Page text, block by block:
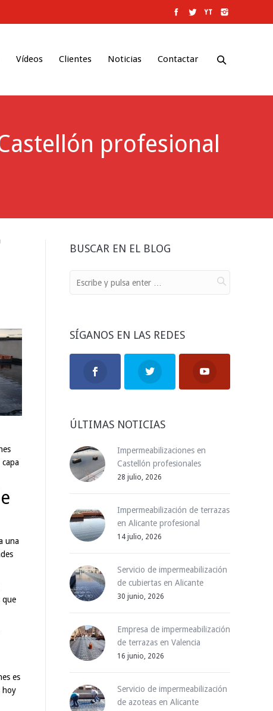
Vídeos Clientes Noticias Contactar
profesional
una
que
es
hoy
BUSCAR EN EL BLOG
SÍGANOS EN LAS REDES
ÚLTIMAS NOTICIAS
Impermeabilizaciones en
Castellón profesionales
28 julio, 2026
Impermeabilización de terrazas
en Alicante profesional
14 julio, 2026
Servicio de impermeabilización
de cubiertas en Alicante
30 junio, 2026
Empresa de impermeabilización
de terrazas en Valencia
16 junio, 2026
Servicio de impermeabilización
de azoteas en Alicante